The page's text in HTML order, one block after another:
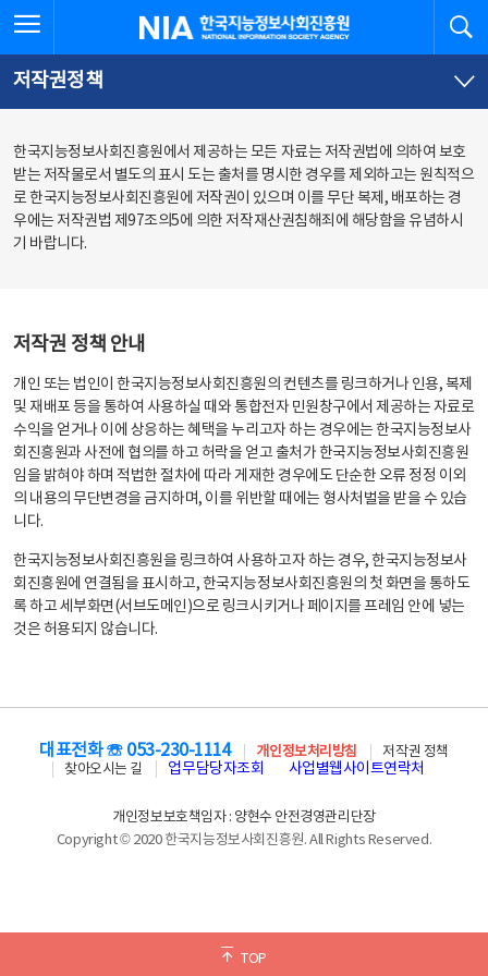
문
로
가
체
뉴
바
가
한국지능정보사회진흥원
저작권정책
한국지능정보사회진흥원에서 제공하는 모든 자료는 저작권법에 의하여 보호
받는 저작물로서 별도의 표시 도는 출처를 명시한 경우를 제외하고는 원칙적으
로 한국지능정보사회진흥원에 저작권이 있으며 이를 무단 복제, 배포하는 경
우에는 저작권법 제97조의5에 의한 저작재산권침해죄에 해당함을 유념하시
기 바랍니다.
저작권 정책 안내
개인 또는 법인이 한국지능정보사회진흥원의 컨텐츠를 링크하거나 인용, 복제
및 재배포 등을 통하여 사용하실 때와 통합전자 민원창구에서 제공하는 자료로
수익을 얻거나 이에 상응하는 혜택을 누리고자 하는 경우에는 한국지능정보사
회진흥원과 사전에 협의를 하고 허락을 얻고 출처가 한국지능정보사회진흥원
임을 밝혀야 하며 적법한 절차에 따라 게재한 경우에도 단순한 오류 정정 이외
의 내용의 무단변경을 금지하며, 이를 위반할 때에는 형사처벌을 받을 수 있습
니다.
한국지능정보사회진흥원을 링크하여 사용하고자 하는 경우, 한국지능정보사
회진흥원에 연결됨을 표시하고, 한국지능정보사회진흥원의 첫 화면을 통하도
록 하고 세부화면(서브도메인)으로 링크시키거나 페이지를 프레임 안에 넣는
것은 허용되지 않습니다.
TOP
대표전화 ☏ 053-230-1114 개인정보처리방침
저작권 정책
찾아오시는 길
업무담당자조회 사업별웹사이트연락처
개인정보보호책임자 : 양현수 안전경영관리단장
Copyright © 2020 한국지능정보사회진흥원. All Rights Reserved.